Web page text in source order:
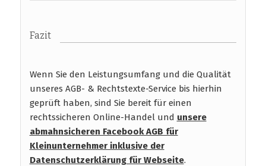
Fazit
Wenn Sie den Leistungsumfang und die Qualität
unseres AGB- & Rechtstexte-Service bis hierhin
geprüft haben, sind Sie bereit für einen
rechtssicheren Online-Handel und unsere
abmahnsicheren Facebook AGB für
Kleinunternehmer inklusive der
Datenschutzerklärung für Webseite.